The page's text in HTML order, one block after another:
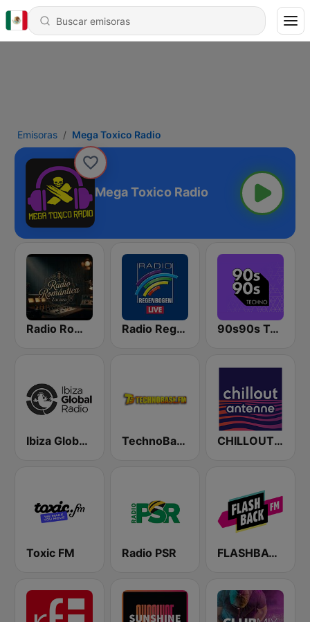
Emisoras Mega Toxico Radio
Mega Toxico Radio
Radio Romántica Radio Regenbogen 90s90s Techno
Ibiza Global Radio TechnoBase.FM CHILLOUT ANTENNE von ANTENNE BAYERN
Toxic FM Radio PSR FLASHBACK FM